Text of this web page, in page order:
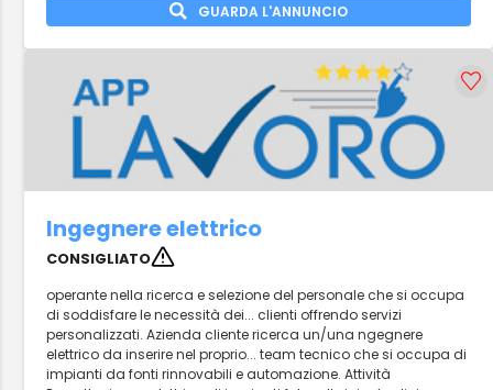
GUARDA L'ANNUNCIO
Ingegnere elettrico
CONSIGLIATO
operante nella ricerca e selezione del personale che si occupa
di soddisfare le necessità dei... clienti offrendo servizi
personalizzati. Azienda cliente ricerca un/una ngegnere
elettrico da inserire nel proprio... team tecnico che si occupa di
impianti da fonti rinnovabili e automazione. Attività